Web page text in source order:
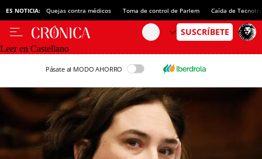
ES NOTICIA: Quejas contra médicos Toma de control de Parlem Caída de
Leer en Castellano
Pásate al MODO AHORRO